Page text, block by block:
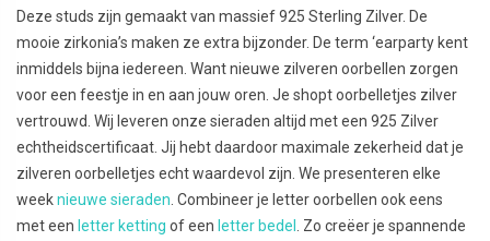
Deze studs zijn gemaakt van massief 925 Sterling Zilver. De
mooie zirkonia’s maken ze extra bijzonder. De term ‘earparty kent
inmiddels bijna iedereen. Want nieuwe zilveren oorbellen zorgen
voor een feestje in en aan jouw oren. Je shopt oorbelletjes zilver
vertrouwd. Wij leveren onze sieraden altijd met een 925 Zilver
echtheidscertificaat. Jij hebt daardoor maximale zekerheid dat je
zilveren oorbelletjes echt waardevol zijn. We presenteren elke
weeknieuwe sieraden . Combineer je letter oorbellen ook eens
met een letter ketting of een letter bedel
. Zo creëer je spannende